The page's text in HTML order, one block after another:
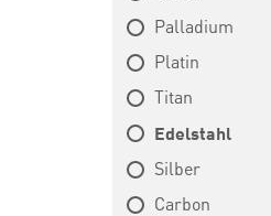
Palladium
Platin
Titan
Edelstahl
Silber
Carbon